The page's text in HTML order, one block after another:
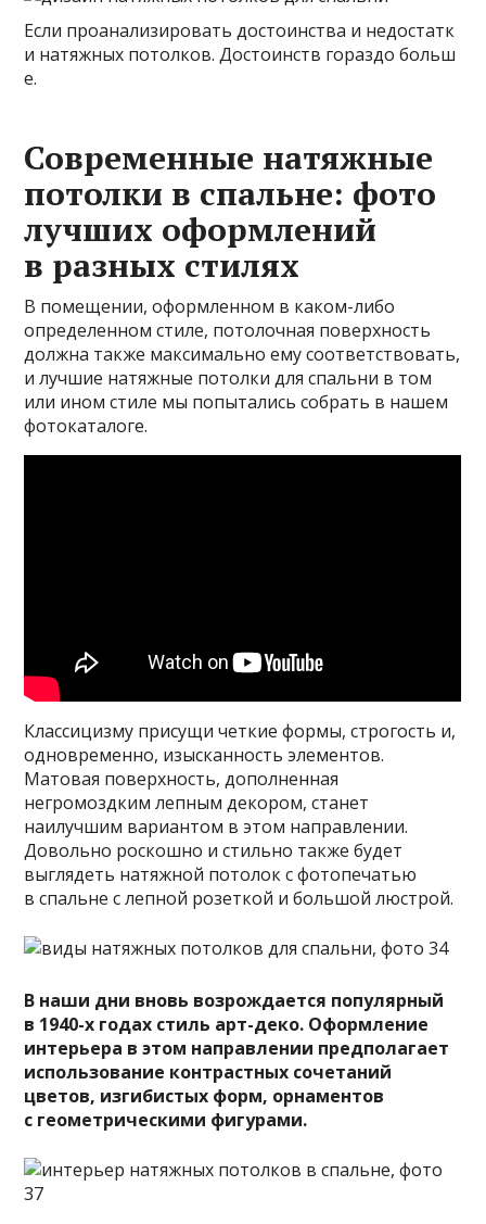
Если проанализировать достоинства и недостатк
и натяжных потолков. Достоинств гораздо больш
е.
Современные натяжные
потолки в спальне: фото
лучших оформлений
в разных стилях
В помещении, оформленном в каком-либо
определенном стиле, потолочная поверхность
должна также максимально ему соответствовать,
и лучшие натяжные потолки для спальни в том
или ином стиле мы попытались собрать в нашем
фотокаталоге.
Классицизму присущи четкие формы, строгость и,
одновременно, изысканность элементов.
Матовая поверхность, дополненная
негромоздким лепным декором, станет
наилучшим вариантом в этом направлении.
Довольно роскошно и стильно также будет
выглядеть натяжной потолок с фотопечатью
в спальне с лепной розеткой и большой люстрой.
В наши дни вновь возрождается популярный
в 1940-х годах стиль арт-деко. Оформление
интерьера в этом направлении предполагает
использование контрастных сочетаний
цветов, изгибистых форм, орнаментов
с геометрическими фигурами.